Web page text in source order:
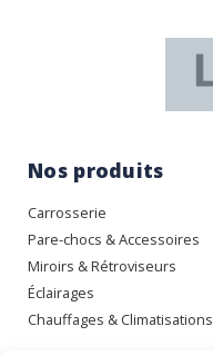
Nos produits
Carrosserie
Pare-chocs & Accessoires
Miroirs & Rétroviseurs
Éclairages
Chauffages & Climatisations